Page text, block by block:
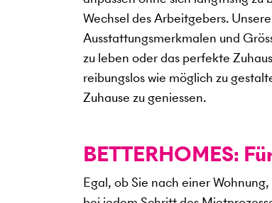
Wechsel des Arbeitgebers.
Ausstattungsmerkmalen und
zu leben oder das perfekte
reibungslos wie möglich zu
Zuhause zu geniessen.
BETTERHOMES:
Egal, ob Sie nach einer